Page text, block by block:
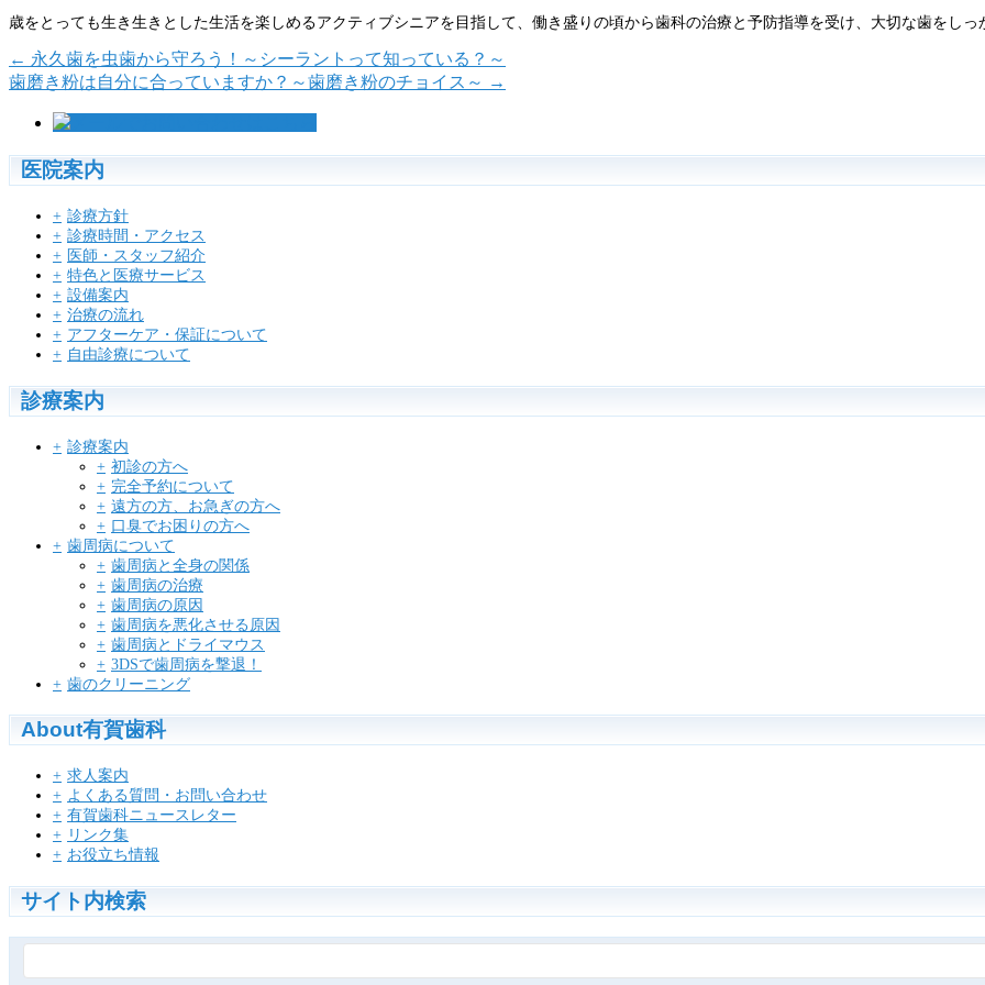
歳をとっても生き生きとした生活を楽しめるアクティブシニアを目指して、働き盛りの頃から歯科の治療と予防指導を受け、大切な歯をしっ
← 永久歯を虫歯から守ろう！～シーラントって知っている？～
歯磨き粉は自分に合っていますか？～歯磨き粉のチョイス～ →
医院案内
診療方針
診療時間・アクセス
医師・スタッフ紹介
特色と医療サービス
設備案内
治療の流れ
アフターケア・保証について
自由診療について
診療案内
診療案内
初診の方へ
完全予約について
遠方の方、お急ぎの方へ
口臭でお困りの方へ
歯周病について
歯周病と全身の関係
歯周病の治療
歯周病の原因
歯周病を悪化させる原因
歯周病とドライマウス
3DSで歯周病を撃退！
歯のクリーニング
About有賀歯科
求人案内
よくある質問・お問い合わせ
有賀歯科ニュースレター
リンク集
お役立ち情報
サイト内検索
索: